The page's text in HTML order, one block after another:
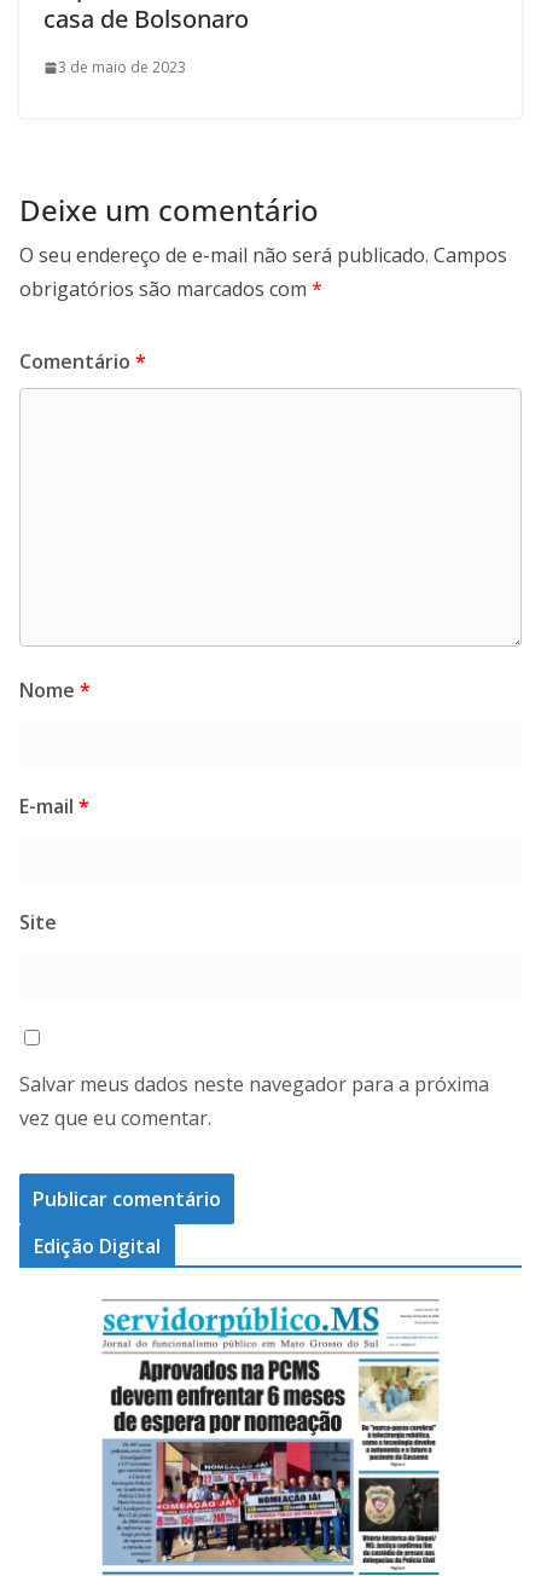
casa de Bolsonaro
3 de maio de 2023
Deixe um comentário
O seu endereço de e-mail não será publicado. Campos
obrigatórios são marcados com *
Comentário *
Nome *
E-mail *
Site
Salvar meus dados neste navegador para a próxima
vez que eu comentar.
Edição Digital